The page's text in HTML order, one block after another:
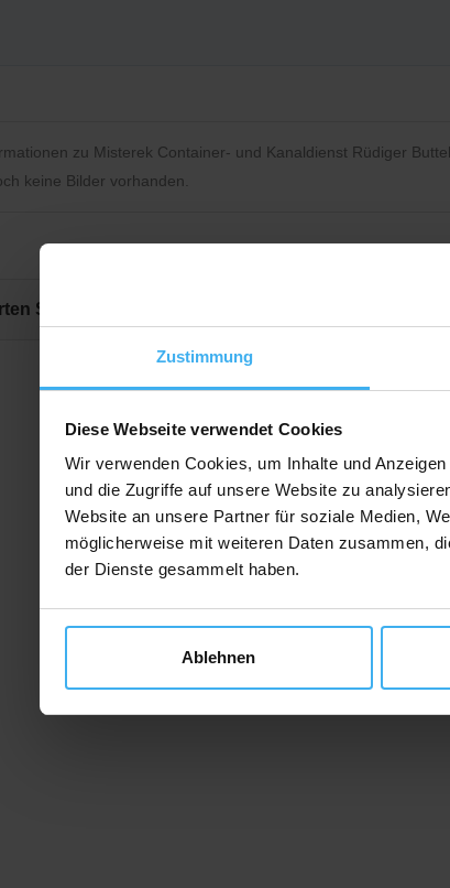
Zustimmung
Diese Webseite verwendet Cookies
Wir verwenden Cookies, um Inhalte und
und die Zugriffe auf unsere Website zu
Website an unsere Partner für soziale Medien,
möglicherweise mit weiteren Daten zusammen,
der Dienste gesammelt haben.
Ablehnen
zu Misterek Container- und Kanaldienst Rüdiger
keine Bilder vorhanden.
Sie uns